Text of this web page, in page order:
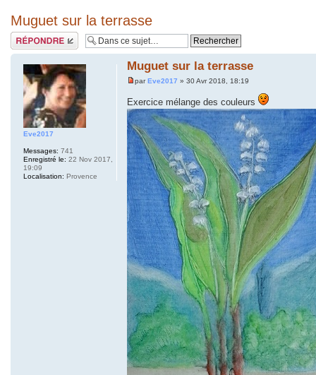
Muguet sur la terrasse
Répondre
Muguet sur la terrasse
parEve2017 » 30 Avr 2018, 18:19
Exercice mélange des couleurs
Eve2017
Messages: 741
Enregistré le: 22 Nov 2017,
19:09
Localisation: Provence